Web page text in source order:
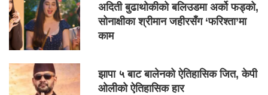
अदिती बुढाथोकीको बलिउडमा अर्को फड्को,
सोनाक्षीका श्रीमान जहीरसँग ‘फरिश्ता’मा
काम
झापा ५ बाट बालेनको ऐतिहासिक जित, केपी
ओलीको ऐतिहासिक हार